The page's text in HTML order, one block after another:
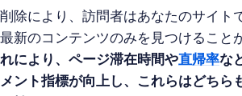
削除により、訪問者はあなたのサイト
最新のコンテンツのみを見つけること
れにより、ページ滞在時間や直帰率な
メント指標が向上し、これらはどちら